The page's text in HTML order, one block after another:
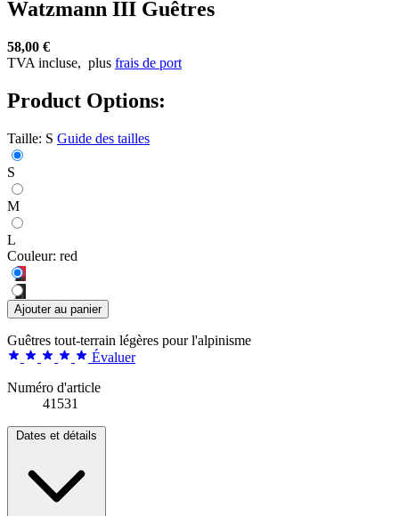
Watzmann III Guêtres
58,00 €
TVA incluse, plus frais de port
Product Options:
Taille: S Guide des tailles
S
M
L
Couleur: red
Ajouter au panier
Guêtres tout-terrain légères pour l'alpinisme
Évaluer
Numéro d'article
41531
Dates et détails